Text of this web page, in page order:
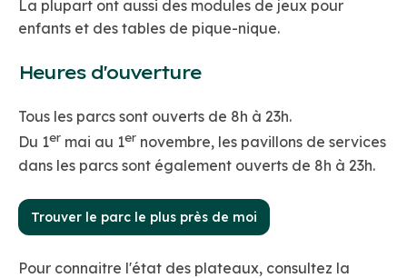
La plupart ont aussi des modules de jeux pour
enfants et des tables de pique-nique.
Heures d'ouverture
Tous les parcs sont ouverts de 8h à 23h.
Du 1er mai au 1er novembre, les pavillons de services
dans les parcs sont également ouverts de 8h à 23h.
Trouver le parc le plus près de moi
Pour connaitre l'état des plateaux, consultez la